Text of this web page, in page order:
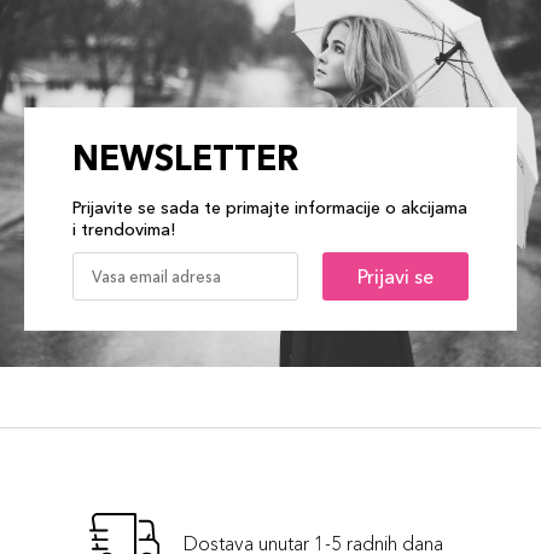
NEWSLETTER
Prijavite se sada te primajte informacije o akcijama
i trendovima!
Prijavi se
Dostava unutar 1-5 radnih dana